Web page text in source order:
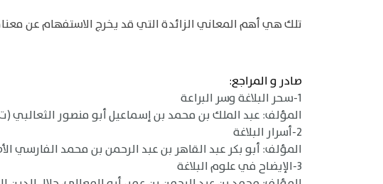
تلك هي أهم المعاني الزائدة التي قد يخرج الاستفهام عن
صادر و المراجع:
1-سحر البلاغة وسر البراعة
المؤلف: عبد الملك بن محمد بن إسماعيل أبو منصور الثعالبي (ت
2-أسرار البلاغة
المؤلف: أبو بكر عبد القاهر بن عبد الرحمن بن محمد الفارسي الأصل،
3-الإيضاح في علوم البلاغة